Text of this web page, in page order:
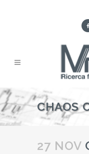
CHAOS
27 NOV